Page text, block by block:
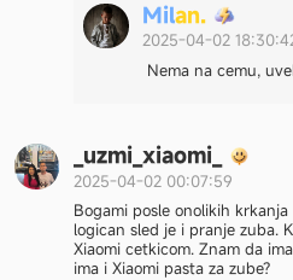
Milan.
2025-04-02
Nema na cemu,
_uzmi_xiaomi_
2025-04-02 00:07:59
Bogami posle onolikih
logican sled je i pranje zuba.
Xiaomi cetkicom. Znam da
ima i Xiaomi pasta za zube?